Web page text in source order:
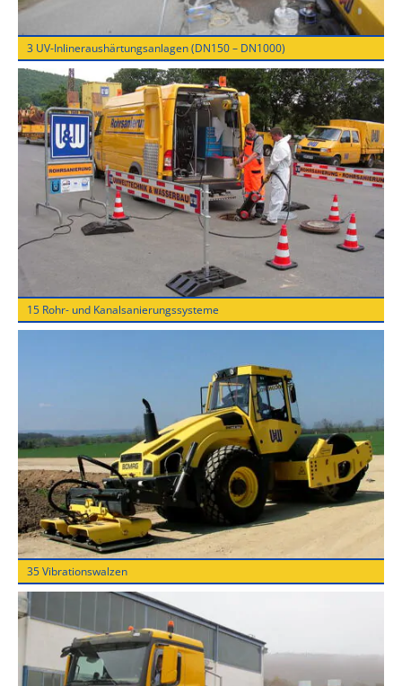
3 UV-Inlineraushärtungsanlagen (DN150 – DN1000)
15 Rohr- und Kanalsanierungssysteme
35 Vibrationswalzen